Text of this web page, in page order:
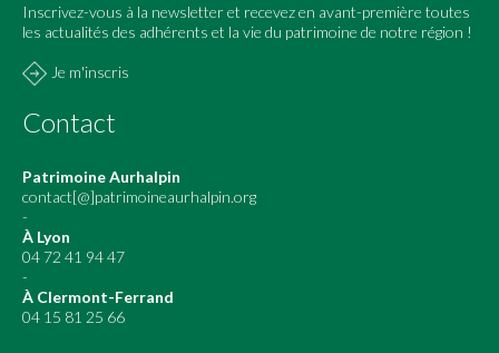
Inscrivez-vous à la newsletter et recevez en avant-première toutes
les actualités des adhérents et la vie du patrimoine de notre région !
Je m'inscris
Contact
Patrimoine Aurhalpin
contact[@]patrimoineaurhalpin.org
-
À Lyon
04 72 41 94 47
-
À Clermont-Ferrand
04 15 81 25 66